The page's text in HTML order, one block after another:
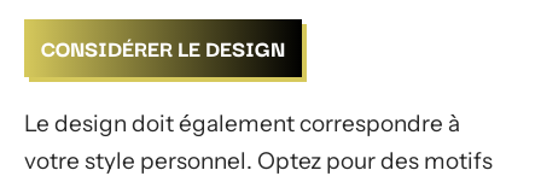
CONSIDÉRER LE DESIGN
Le design doit également correspondre à
votre style personnel. Optez pour des motifs